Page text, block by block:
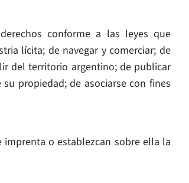
conforme a las leyes que
lícita; de navegar y comerciar; de
del territorio argentino; de publicar
propiedad; de asociarse con fines
o establezcan sobre ella la